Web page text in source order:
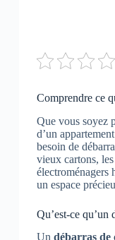
Comprendre ce
Que vous soyez
d’un
besoin de
vieux cartons,
électroménagers
un espace
Qu’est-ce qu’un
Un débarras de